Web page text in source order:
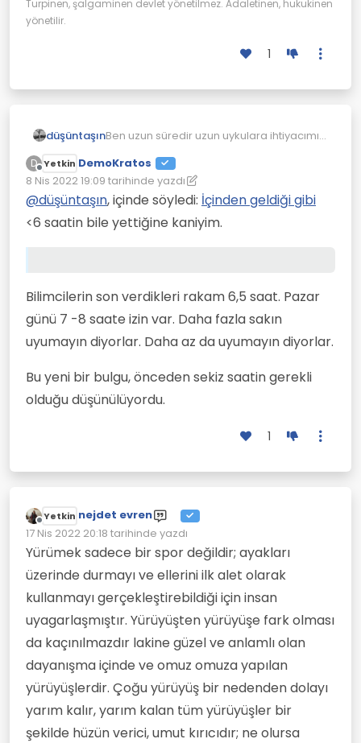
Turpinen, şalgaminen devlet yönetilmez. Adaletinen, hukukinen
yönetilir.
1
düşüntaşınBen uzun süredir uzun uykulara ihtiyacımın
ettim ki meşgul insanın uykusu gelmiyor.
Belki kişiye göre değişiyordur ama 6
saatin bile yettiğine kaniyim.
D
Çevrimdışı
Yetkin DemoKratos
8 Nis 2022 19:09 tarihinde yazdı
Son düzenleyen: DemoKratos4 Ağu 2022 19:10
@düşüntaşın, içinde söyledi: İçinden geldiği gibi
<6 saatin bile yettiğine kaniyim.
Bilimcilerin son verdikleri rakam 6,5 saat. Pazar
günü 7 -8 saate izin var. Daha fazla sakın
uyumayın diyorlar. Daha az da uyumayın diyorlar.
Bu yeni bir bulgu, önceden sekiz saatin gerekli
olduğu düşünülüyordu.
1
Çevrimdışı
Yetkin nejdet evren
17 Nis 2022 20:18 tarihinde yazdı
Son düzenleyen:
Yürümek sadece bir spor değildir; ayakları
üzerinde durmayı ve ellerini ilk alet olarak
kullanmayı gerçekleştirebildiği için insan
uyagarlaşmıştır. Yürüyüşten yürüyüşe fark olması
da kaçınılmazdır lakine güzel ve anlamlı olan
dayanışma içinde ve omuz omuza yapılan
yürüyüşlerdir. Çoğu yürüyüş bir nedenden dolayı
yarım kalır, yarım kalan tüm yürüyüşler bir
şekilde hüzün verici, umut kırıcıdır; ne olursa